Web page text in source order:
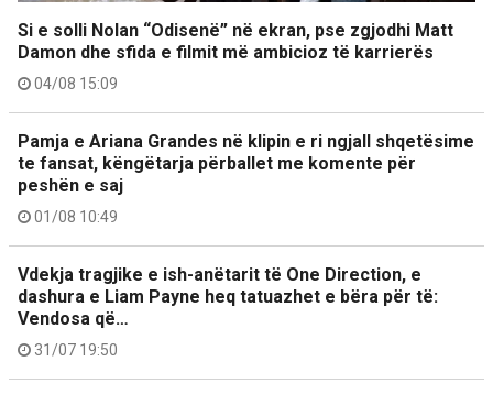
Si e solli Nolan “Odisenë” në ekran, pse zgjodhi Matt
Damon dhe sfida e filmit më ambicioz të karrierës
04/08 15:09
Pamja e Ariana Grandes në klipin e ri ngjall shqetësime
te fansat, këngëtarja përballet me komente për
peshën e saj
01/08 10:49
Vdekja tragjike e ish-anëtarit të One Direction, e
dashura e Liam Payne heq tatuazhet e bëra për të:
Vendosa që…
31/07 19:50